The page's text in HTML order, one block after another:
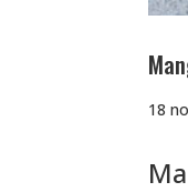
18